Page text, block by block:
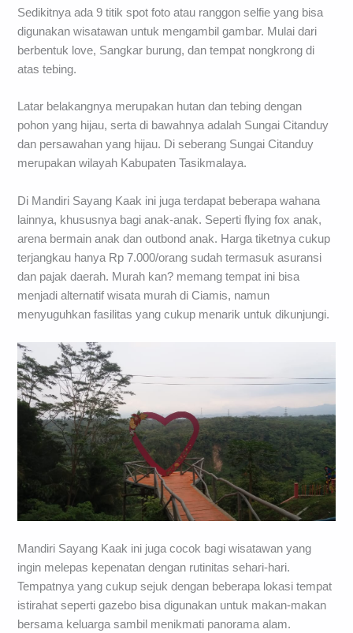
Sedikitnya ada 9 titik spot foto atau ranggon selfie yang bisa
digunakan wisatawan untuk mengambil gambar. Mulai dari
berbentuk love, Sangkar burung, dan tempat nongkrong di
atas tebing.
Latar belakangnya merupakan hutan dan tebing dengan
pohon yang hijau, serta di bawahnya adalah Sungai Citanduy
dan persawahan yang hijau. Di seberang Sungai Citanduy
merupakan wilayah Kabupaten Tasikmalaya.
Di Mandiri Sayang Kaak ini juga terdapat beberapa wahana
lainnya, khususnya bagi anak-anak. Seperti flying fox anak,
arena bermain anak dan outbond anak. Harga tiketnya cukup
terjangkau hanya Rp 7.000/orang sudah termasuk asuransi
dan pajak daerah. Murah kan? memang tempat ini bisa
menjadi alternatif wisata murah di Ciamis, namun
menyuguhkan fasilitas yang cukup menarik untuk dikunjungi.
Mandiri Sayang Kaak ini juga cocok bagi wisatawan yang
ingin melepas kepenatan dengan rutinitas sehari-hari.
Tempatnya yang cukup sejuk dengan beberapa lokasi tempat
istirahat seperti gazebo bisa digunakan untuk makan-makan
bersama keluarga sambil menikmati panorama alam.